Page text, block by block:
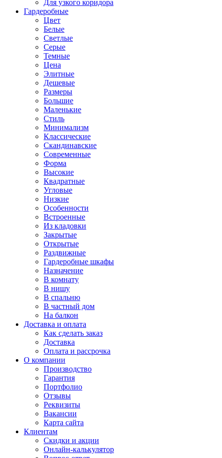
Для узкого коридора
Гардеробные
Цвет
Белые
Светлые
Серые
Темные
Цена
Элитные
Дешевые
Размеры
Большие
Маленькие
Стиль
Минимализм
Классические
Скандинавские
Современные
Форма
Высокие
Квадратные
Угловые
Низкие
Особенности
Встроенные
Из кладовки
Закрытые
Открытые
Раздвижные
Гардеробные шкафы
Назначение
В комнату
В нишу
В спальню
В частный дом
На балкон
Доставка и оплата
Как сделать заказ
Доставка
Оплата и рассрочка
О компании
Производство
Гарантия
Портфолио
Отзывы
Реквизиты
Вакансии
Карта сайта
Клиентам
Скидки и акции
Онлайн-калькулятор